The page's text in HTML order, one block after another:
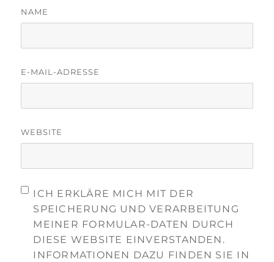
NAME
E-MAIL-ADRESSE
WEBSITE
ICH ERKLÄRE MICH MIT DER
SPEICHERUNG UND VERARBEITUNG
MEINER FORMULAR-DATEN DURCH
DIESE WEBSITE EINVERSTANDEN.
INFORMATIONEN DAZU FINDEN SIE IN